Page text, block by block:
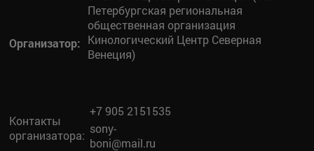
Организатор:
Петербургская региональная
общественная организация
Кинологический Центр Северная
Венеция)
Контакты
организатора:
+7 905 2151535
sony-
boni@mail.ru